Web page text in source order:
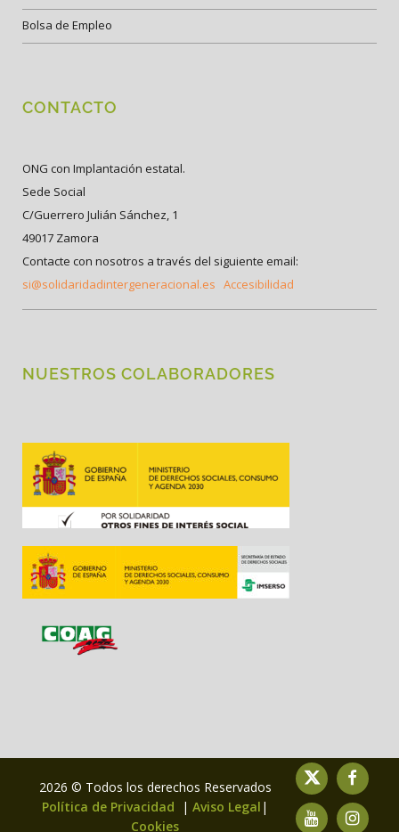
Bolsa de Empleo
CONTACTO
ONG con Implantación estatal.
Sede Social
C/Guerrero Julián Sánchez, 1
49017 Zamora
Contacte con nosotros a través del siguiente email:
si@solidaridadintergeneracional.es Accesibilidad
NUESTROS COLABORADORES
2026 © Todos los derechos Reservados
Política de Privacidad
| Aviso Legal |
Cookies